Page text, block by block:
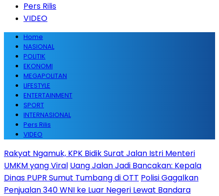
Pers Rilis
VIDEO
Home
NASIONAL
POLITIK
EKONOMI
MEGAPOLITAN
LIFESTYLE
ENTERTAINMENT
SPORT
INTERNASIONAL
Pers Rilis
VIDEO
Rakyat Ngamuk, KPK Bidik Surat Jalan Istri Menteri
UMKM yang Viral Uang Jalan Jadi Bancakan: Kepala
Dinas PUPR Sumut Tumbang di OTT Polisi Gagalkan
Penjualan 340 WNI ke Luar Negeri Lewat Bandara